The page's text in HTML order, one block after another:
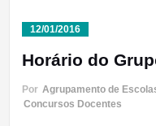
12/01/2016
Horário do
Por Agrupamento de
Concursos Docentes